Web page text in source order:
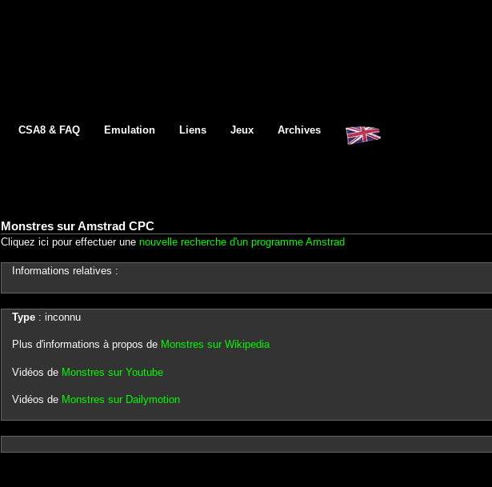
CSA8 & FAQ Emulation Liens Jeux Archives
Monstres sur Amstrad CPC
Cliquez ici pour effectuer une nouvelle recherche d'un programme Amstrad
Informations relatives :
Type: inconnu
Plus d'informations à propos de Monstres sur Wikipedia
Vidéos de Monstres sur Youtube
Vidéos de Monstres sur Dailymotion